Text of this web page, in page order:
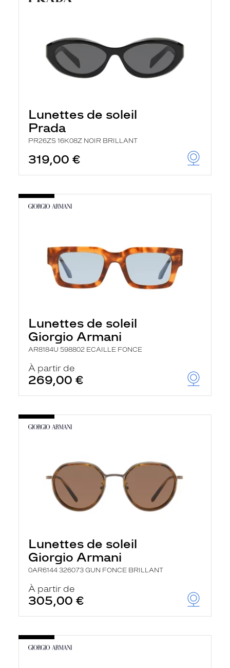
Lunettes de soleil
Prada
PR26ZS 16K08Z NOIR BRILLANT
319,00 €
Lunettes de soleil
Giorgio Armani
AR8184U 598802 ECAILLE FONCE
À partir de
269,00 €
Lunettes de soleil
Giorgio Armani
0AR6144 326073 GUN FONCE BRILLANT
À partir de
305,00 €